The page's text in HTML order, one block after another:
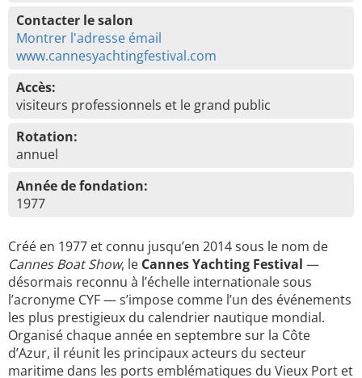
Contacter le salon
Montrer l'adresse émail
www.cannesyachtingfestival.com
Accès:
visiteurs professionnels et le grand public
Rotation:
annuel
Année de fondation:
1977
Créé en 1977 et connu jusqu’en 2014 sous le nom de
Cannes Boat Show, le Cannes Yachting Festival —
désormais reconnu à l’échelle internationale sous
l’acronyme CYF — s’impose comme l’un des événements
les plus prestigieux du calendrier nautique mondial.
Organisé chaque année en septembre sur la Côte
d’Azur, il réunit les principaux acteurs du secteur
maritime dans les ports emblématiques du Vieux Port et